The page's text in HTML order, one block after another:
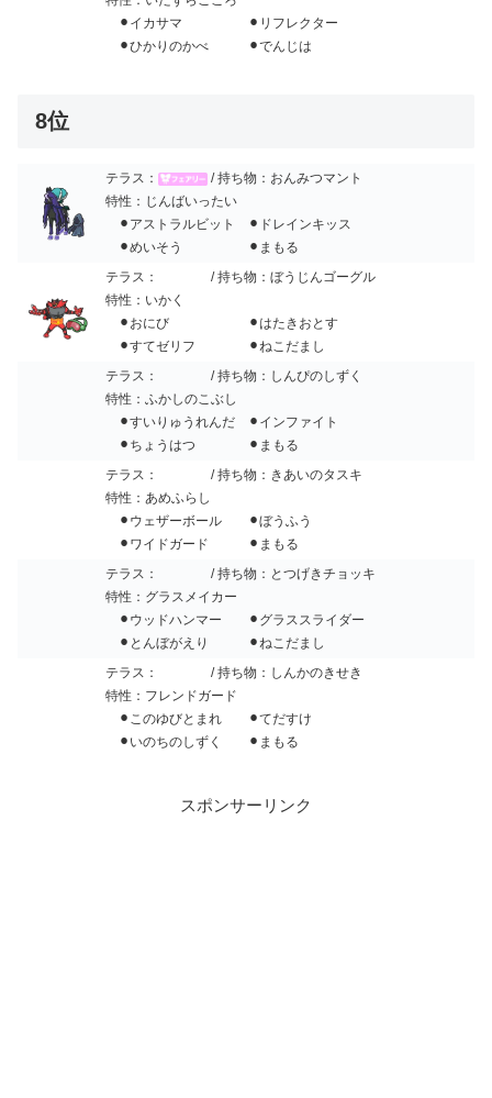
⚫︎イカサマ ⚫︎リフレクター
⚫︎ひかりのかべ ⚫︎でんじは
8位
テラス：
/ 持ち物：おんみつマント
特性：じんばいったい
⚫︎アストラルビット ⚫︎ドレインキッス
⚫︎めいそう ⚫︎まもる
テラス：
/ 持ち物：ぼうじんゴーグル
特性：いかく
⚫︎おにび ⚫︎はたきおとす
⚫︎すてゼリフ ⚫︎ねこだまし
テラス：
/ 持ち物：しんぴのしずく
特性：ふかしのこぶし
⚫︎すいりゅうれんだ ⚫︎インファイト
⚫︎ちょうはつ ⚫︎まもる
テラス：
/ 持ち物：きあいのタスキ
特性：あめふらし
⚫︎ウェザーボール ⚫︎ぼうふう
⚫︎ワイドガード ⚫︎まもる
テラス：
/ 持ち物：とつげきチョッキ
特性：グラスメイカー
⚫︎ウッドハンマー ⚫︎グラススライダー
⚫︎とんぼがえり ⚫︎ねこだまし
テラス：
/ 持ち物：しんかのきせき
特性：フレンドガード
⚫︎このゆびとまれ ⚫︎てだすけ
⚫︎いのちのしずく ⚫︎まもる
スポンサーリンク